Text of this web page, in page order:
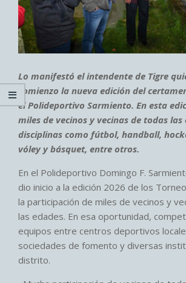
Lo manifestó el intendente de Tigre
comienzo la nueva edición del
el Polideportivo Sarmiento. En esta
miles de vecinos y vecinas de todas las
disciplinas como fútbol, handball,
vóley y básquet, entre otros.
En el Polideportivo Domingo F.
dio inicio a la edición 2026 de los
la participación de miles de vecinos y
las edades. En esa oportunidad,
equipos entre centros deportivos
sociedades de fomento y diversas
distrito.